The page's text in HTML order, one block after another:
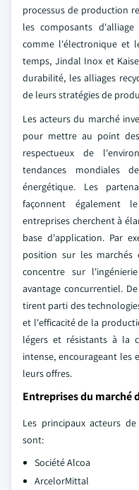
processus de production
les composants
comme l'électronique et
temps, Jindal Inox et
durabilité, les alliages
de leurs stratégies de
Les acteurs du marché
pour mettre au point
respectueux de
tendances mondiales
énergétique. Les
façonnent également
entreprises cherchent à
base d'application. Par
position sur les marchés
concentre sur
avantage concurrentiel.
tirent parti des
et l'efficacité de la
légers et résistants à la
intense, encourageant les
leurs offres.
Entreprises du marché
Les principaux acteurs
sont:
Société Alcoa
ArcelorMittal